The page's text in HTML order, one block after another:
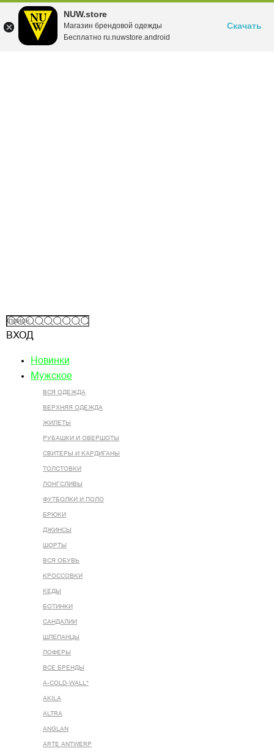
NUW.store
Магазин брендовой одежды
Бесплатно ru.nuwstore.android
Скачать
ВХОД
Новинки
Мужское
ВСЯ ОДЕЖДА
ВЕРХНЯЯ ОДЕЖДА
ЖИЛЕТЫ
РУБАШКИ И ОВЕРШОТЫ
СВИТЕРЫ И КАРДИГАНЫ
ТОЛСТОВКИ
ЛОНГСЛИВЫ
ФУТБОЛКИ И ПОЛО
БРЮКИ
ДЖИНСЫ
ШОРТЫ
ВСЯ ОБУВЬ
КРОССОВКИ
КЕДЫ
БОТИНКИ
САНДАЛИИ
ШЛЕПАНЦЫ
ЛОФЕРЫ
ВСЕ БРЕНДЫ
A-COLD-WALL*
AKILA
ALTRA
ANGLAN
ARTE ANTWERP